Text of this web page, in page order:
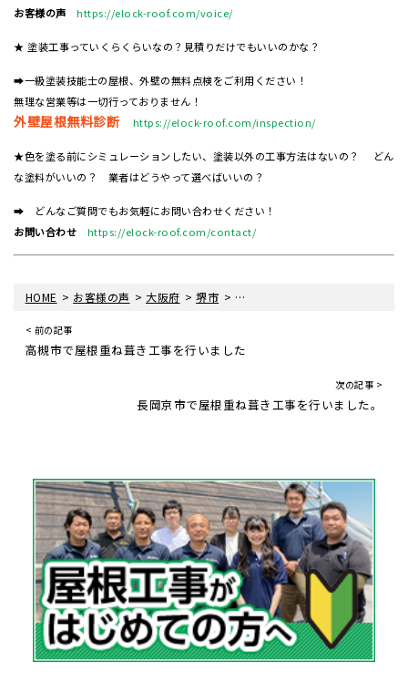
お客様の声
https://elock-roof.com/voice/
★ 塗装工事っていくらくらいなの？見積りだけでもいいのかな？
➡一級塗装技能士の屋根、外壁の無料点検をご利用ください！
無理な営業等は一切行っておりません！
外壁屋根無料診断 https://elock-roof.com/inspection/
★色を塗る前にシミュレーションしたい、塗装以外の工事方法はないの？ どん
な塗料がいいの？ 業者はどうやって選べばいいの？
➡ どんなご質問でもお気軽にお問い合わせください！
お問い合わせ
https://elock-roof.com/contact/
HOME > お客様の声 > 大阪府 >堺市 > 堺市西区で屋根塗装工事を行い
< 前の記事
高槻市で屋根重ね葺き工事を行いました
次の記事 >
長岡京市で屋根重ね葺き工事を行いました。